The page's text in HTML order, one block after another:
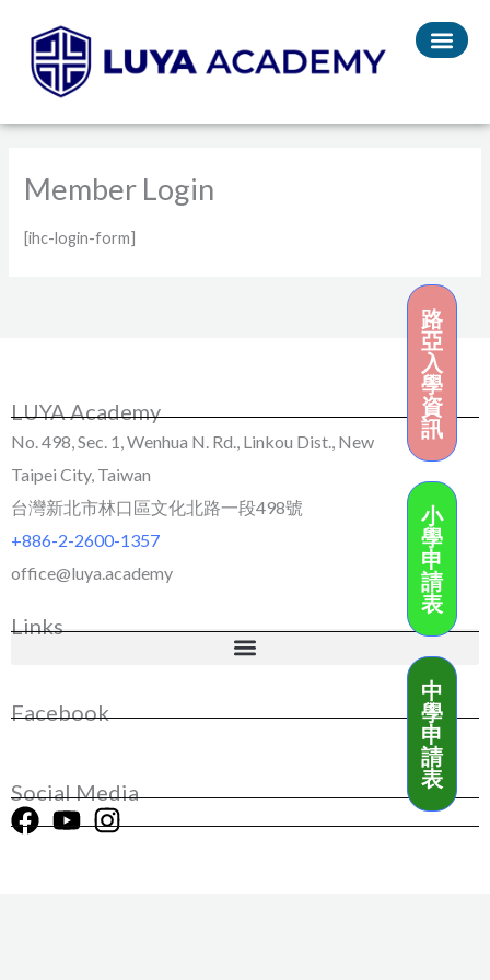
content
Member Login
[ihc-login-form]
LUYA Academy
No. 498, Sec. 1, Wenhua N. Rd., Linkou Dist., New
Taipei City, Taiwan
台灣新北市林口區文化北路一段498號
+886-2-2600-1357
office@luya.academy
Links
Facebook
Social Media
小
學
申
請
表
中
學
申
請
表
路
亞
入
學
資
訊